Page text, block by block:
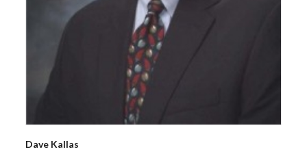
Dave Kallas